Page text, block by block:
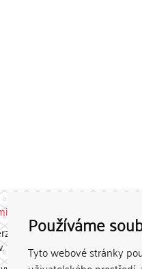
Používáme
Tyto webové stránky
repozitar [at] cuni.cz
Karlovy. / Each constituent